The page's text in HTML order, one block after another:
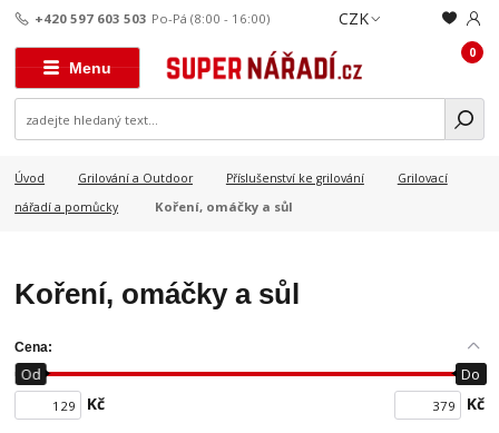
Menu
CZK
+420 597 603 503 Po-Pá (8:00 - 16:00)
0
Úvod Grilování a Outdoor Příslušenství ke grilování
Grilovací
nářadí a pomůcky
Koření, omáčky a sůl
Koření, omáčky a sůl
Cena:
Kč
Od Do
Kč